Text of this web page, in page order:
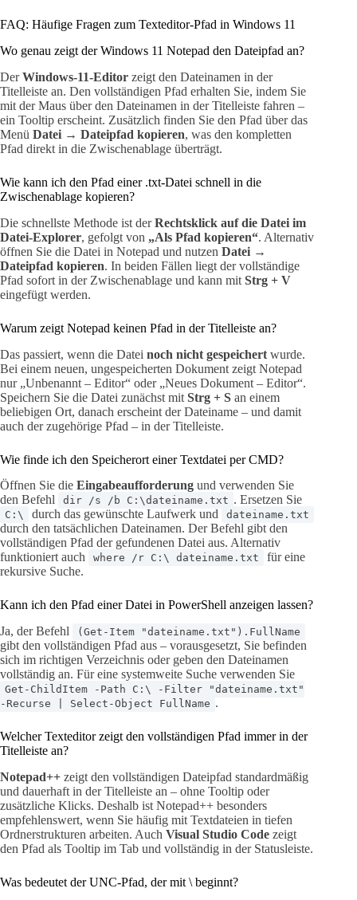
FAQ: Häufige Fragen zum Texteditor-Pfad in Windows 11
Wo genau zeigt der Windows 11 Notepad den Dateipfad an?
DerWindows-11-Editor zeigt den Dateinamen in der
Titelleiste an. Den vollständigen Pfad erhalten Sie, indem Sie
mit der Maus über den Dateinamen in der Titelleiste fahren –
ein Tooltip erscheint. Zusätzlich finden Sie den Pfad über das
Menü Datei → Dateipfad kopieren, was den kompletten
Pfad direkt in die Zwischenablage überträgt.
Wie kann ich den Pfad einer .txt-Datei schnell in die
Zwischenablage kopieren?
Die schnellste Methode ist derRechtsklick auf die Datei im
Datei-Explorer, gefolgt von „Als Pfad kopieren“. Alternativ
öffnen Sie die Datei in Notepad und nutzen Datei →
Dateipfad kopieren. In beiden Fällen liegt der vollständige
Pfad sofort in der Zwischenablage und kann mit Strg + V
eingefügt werden.
Warum zeigt Notepad keinen Pfad in der Titelleiste an?
Das passiert, wenn die Datei noch nicht gespeichert wurde.
Bei einem neuen, ungespeicherten Dokument zeigt Notepad
nur „Unbenannt – Editor“ oder „Neues Dokument – Editor“.
Speichern Sie die Datei zunächst mit Strg + S an einem
beliebigen Ort, danach erscheint der Dateiname – und damit
auch der zugehörige Pfad – in der Titelleiste.
Wie finde ich den Speicherort einer Textdatei per CMD?
Öffnen Sie die Eingabeaufforderung und verwenden Sie
den Befehl
dir /s /b C:\dateiname.txt . Ersetzen Sie
C:\ durch das gewünschte Laufwerk und dateiname.txt
durch den tatsächlichen Dateinamen. Der Befehl gibt den
vollständigen Pfad der gefundenen Datei aus. Alternativ
funktioniert auch
where /r C:\ dateiname.txt
für eine
rekursive Suche.
Kann ich den Pfad einer Datei in PowerShell anzeigen lassen?
Ja, der Befehl
(Get-Item "dateiname.txt").FullName
gibt den vollständigen Pfad aus – vorausgesetzt, Sie befinden
sich im richtigen Verzeichnis oder geben den Dateinamen
vollständig an. Für eine systemweite Suche verwenden Sie
Get-ChildItem -Path C:\ -Filter "dateiname.txt"
-Recurse | Select-Object FullName .
Welcher Texteditor zeigt den vollständigen Pfad immer in der
Titelleiste an?
Notepad++ zeigt den vollständigen Dateipfad standardmäßig
und dauerhaft in der Titelleiste an – ohne Tooltip oder
zusätzliche Klicks. Deshalb ist Notepad++ besonders
empfehlenswert, wenn Sie häufig mit Textdateien in tiefen
Ordnerstrukturen arbeiten. Auch Visual Studio Code zeigt
den Pfad als Tooltip im Tab und vollständig in der Statusleiste.
Was bedeutet der UNC-Pfad, der mit \ beginnt?